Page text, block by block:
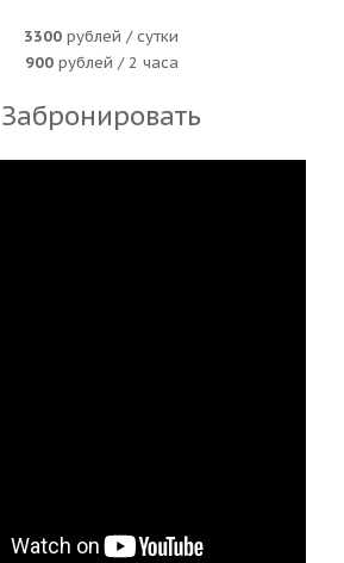
3300 рублей / сутки
900 рублей / 2 часа
Забронировать